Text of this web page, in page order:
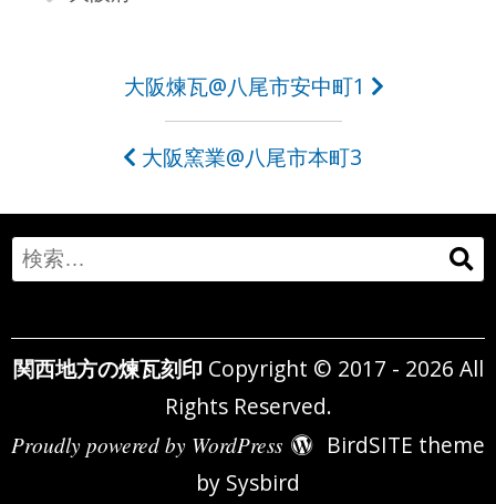
ビ
ゲ
ー
シ
ョ
大阪煉瓦@八尾市安中町1
大阪窯業@八尾市本町3
Search
for:
関西地方の煉瓦刻印 Copyright © 2017 - 2026 All
Rights Reserved.
Proudly powered by WordPress
BirdSITE theme
by Sysbird